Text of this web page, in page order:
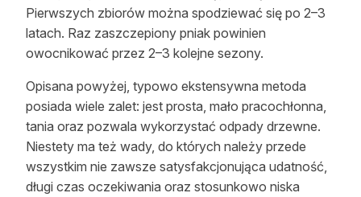
Pierwszych zbiorów można spodziewać się po 2–3
latach. Raz zaszczepiony pniak powinien
owocnikować przez 2–3 kolejne sezony.
Opisana powyżej, typowo ekstensywna metoda
posiada wiele zalet: jest prosta, mało pracochłonna,
tania oraz pozwala wykorzystać odpady drzewne.
Niestety ma też wady, do których należy przede
wszystkim nie zawsze satysfakcjonująca udatność,
długi czas oczekiwania oraz stosunkowo niska